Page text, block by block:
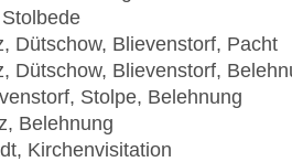
Dütschow, Blievenstorf, Pacht
Dütschow, Blievenstorf,
Stolpe, Belehnung
Belehnung
Kirchenvisitation